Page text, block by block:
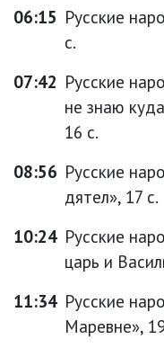
06:15 Русские
с.
07:42 Русские
не знаю
16 с.
08:56 Русские
дятел», 17 с.
10:24 Русские
царь и
11:34 Русские
Маревне»,